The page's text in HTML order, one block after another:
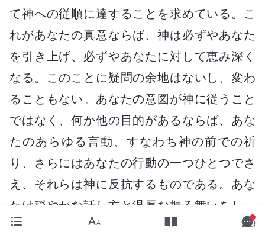
て神への従順に達することを求めている。こ
れがあなたの真意ならば、神は必ずやあなた
を引き上げ、必ずやあなたに対して恵み深く
なる。このことに疑問の余地はないし、変わ
ることもない。あなたの意図が神に従うこと
ではなく、何か他の目的があるならば、あな
たのあらゆる言動、すなわち神の前での祈
り、さらにはあなたの行動の一つひとつでさ
え、それらは神に反抗するものである。あな
たは穏やかな話し方と温厚な振る舞いをし、
あらゆる行動や表現が正しいものに思われ、